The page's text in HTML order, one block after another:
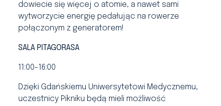
dowiecie się więcej o atomie, a nawet sami
wytworzycie energię pedałując na rowerze
połączonym z generatorem!
SALA PITAGORASA
11:00-16:00
Dzięki Gdańskiemu Uniwersytetowi Medycznemu,
uczestnicy Pikniku będą mieli możliwość